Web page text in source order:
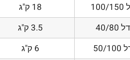
18 ק"ג
80
3.5 ק"ג
100
6 ק"ג